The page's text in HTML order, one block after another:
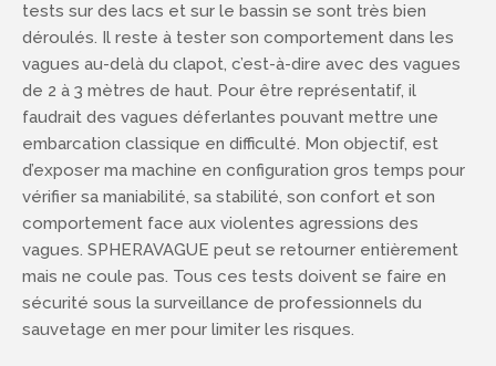
tests sur des lacs et sur le bassin se sont très bien
déroulés. Il reste à tester son comportement dans les
vagues au-delà du clapot, c’est-à-dire avec des vagues
de 2 à 3 mètres de haut. Pour être représentatif, il
faudrait des vagues déferlantes pouvant mettre une
embarcation classique en difficulté. Mon objectif, est
d’exposer ma machine en configuration gros temps pour
vérifier sa maniabilité, sa stabilité, son confort et son
comportement face aux violentes agressions des
vagues. SPHERAVAGUE peut se retourner entièrement
mais ne coule pas. Tous ces tests doivent se faire en
sécurité sous la surveillance de professionnels du
sauvetage en mer pour limiter les risques.